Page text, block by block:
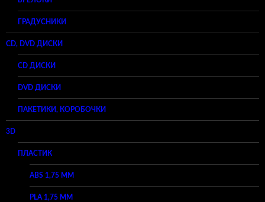
ГРАДУСНИКИ
CD, DVD ДИСКИ
CD ДИСКИ
DVD ДИСКИ
ПАКЕТИКИ, КОРОБОЧКИ
3D
ПЛАСТИК
ABS 1,75 ММ
PLA 1,75 ММ